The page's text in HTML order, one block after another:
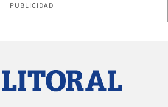
PUBLICIDAD